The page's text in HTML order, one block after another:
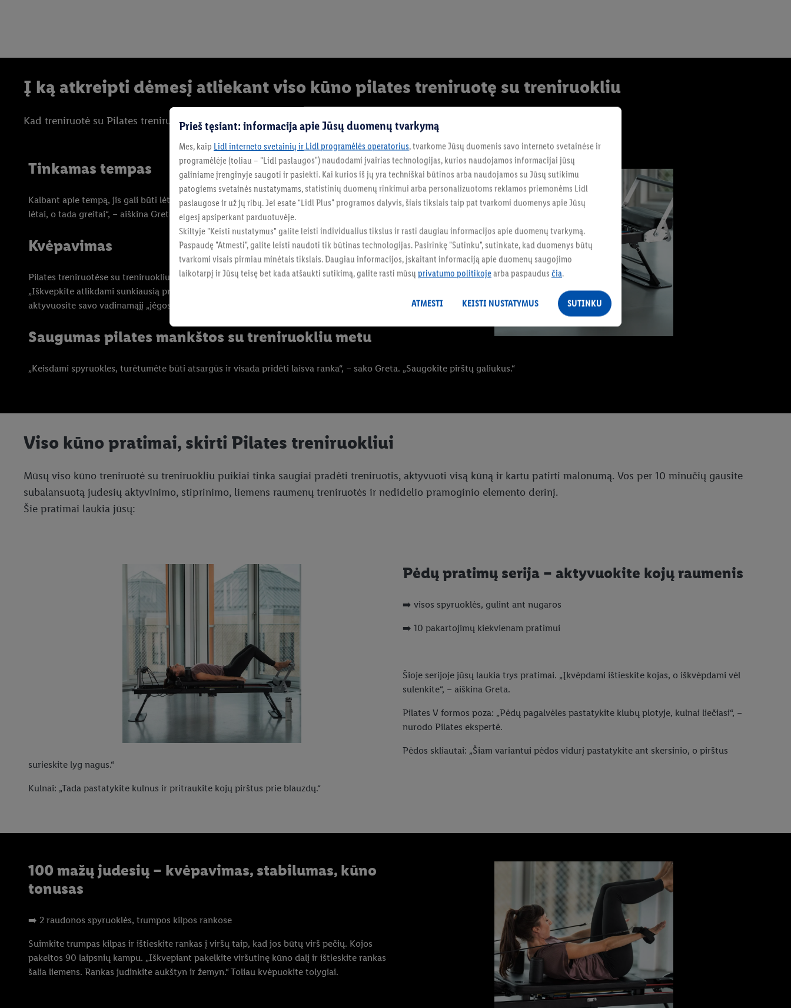
Į ką atkreipti dėmesį atliekant viso kūno pilates treniruotę su treniruokliu
Kad treniruotė su Pilates treniruokliu būtų efektyvi ir saugi, Pilates instruktorė Greta pateikia dar kelis naudingus patarimus:
Tinkamas tempas
Kalbant apie tempą, jis gali būti lėtesnis: „Judėkite kontroliuotai: iš pradžių tiksliai ir
lėtai, o tada greitai“, – aiškina Greta.
Kvėpavimas
Pilates treniruotėse su treniruokliu kvėpavimas yra fundamentalus. Galioja taisyklė:
„Iškvepkite atlikdami sunkiausią pratimo dalį, švelniai įtraukite bambą stuburo link. Taip
aktyvuosite savo vadinamąjį „jėgos centrą“ (Powerhouse).“
Saugumas pilates mankštos su treniruokliu metu
„Keisdami spyruokles, turėtumėte būti atsargūs ir visada pridėti laisva ranka“, – sako Greta. „Saugokite pirštų galiukus.“
Viso kūno pratimai, skirti Pilates treniruokliui
Mūsų viso kūno treniruotė su treniruokliu puikiai tinka saugiai pradėti treniruotis, aktyvuoti visą kūną ir kartu patirti malonumą. Vos per 10 minučių gausite
subalansuotą judesių aktyvinimo, stiprinimo, liemens raumenų treniruotės ir nedidelio pramoginio elemento derinį.
Šie pratimai laukia jūsų:
Pėdų pratimų serija – aktyvuokite kojų raumenis
➡️ visos spyruoklės, gulint ant nugaros
➡️ 10 pakartojimų kiekvienam pratimui
Šioje serijoje jūsų laukia trys pratimai. „Įkvėpdami ištieskite kojas, o iškvėpdami vėl
sulenkite“, – aiškina Greta.
Pilates V formos poza: „Pėdų pagalvėles pastatykite klubų plotyje, kulnai liečiasi“, –
nurodo Pilates ekspertė.
Pėdos skliautai: „Šiam variantui pėdos vidurį pastatykite ant skersinio, o pirštus
surieskite lyg nagus.“
Kulnai: „Tada pastatykite kulnus ir pritraukite kojų pirštus prie blauzdų.“
100 mažų judesių – kvėpavimas, stabilumas, kūno
tonusas
➡️ 2 raudonos spyruoklės, trumpos kilpos rankose
Suimkite trumpas kilpas ir ištieskite rankas į viršų taip, kad jos būtų virš pečių. Kojos
pakeltos 90 laipsnių kampu. „Iškvepiant pakelkite viršutinę kūno dalį ir ištieskite rankas
šalia liemens. Rankas judinkite aukštyn ir žemyn.“ Toliau kvėpuokite tolygiai.
Prieš tęsiant: informacija apie Jūsų duomenų tvarkymą
Mes, kaip Lidl interneto svetainių ir Lidl programėlės operatorius, tvarkome Jūsų duomenis savo interneto svetainėse ir
programėlėje (toliau – "Lidl paslaugos") naudodami įvairias technologijas, kurios naudojamos informacijai jūsų
galiniame įrenginyje saugoti ir pasiekti. Kai kurios iš jų yra techniškai būtinos arba naudojamos su Jūsų sutikimu
patogiems svetainės nustatymams, statistinių duomenų rinkimui arba personalizuotoms reklamos priemonėms Lidl
paslaugose ir už jų ribų. Jei esate "Lidl Plus" programos dalyvis, šiais tikslais taip pat tvarkomi duomenys apie Jūsų
elgesį apsiperkant parduotuvėje.
Skiltyje "Keisti nustatymus" galite leisti individualius tikslus ir rasti daugiau informacijos apie duomenų tvarkymą.
Paspaudę "Atmesti", galite leisti naudoti tik būtinas technologijas. Pasirinkę "Sutinku", sutinkate, kad duomenys būtų
tvarkomi visais pirmiau minėtais tikslais. Daugiau informacijos, įskaitant informaciją apie duomenų saugojimo
laikotarpį ir Jūsų teisę bet kada atšaukti sutikimą, galite rasti mūsų privatumo politikojearba paspaudus čia.
ATMESTI KEISTI NUSTATYMUS SUTINKU